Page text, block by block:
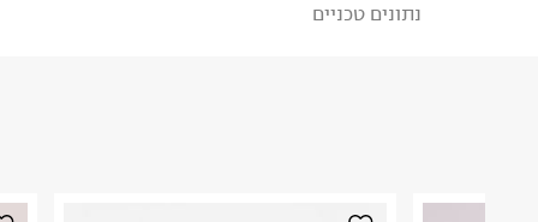
לבחירת בשיטת המשלוח המתאימה לכם,
נתונים טכניים